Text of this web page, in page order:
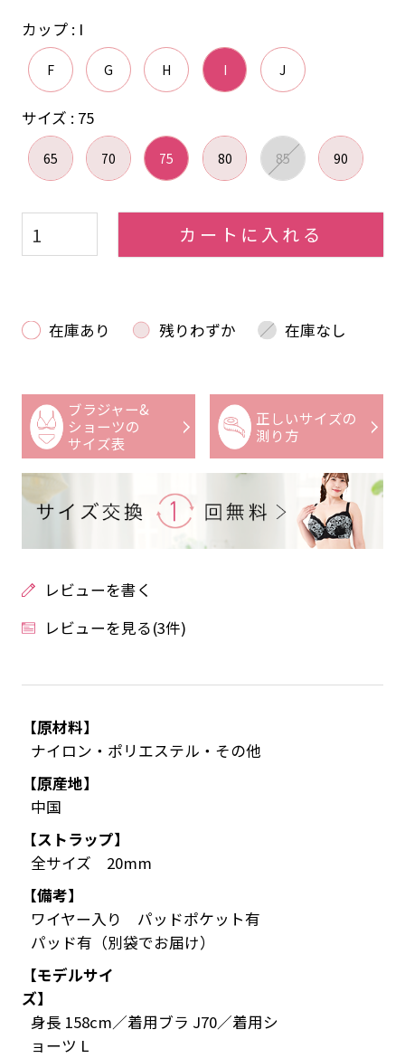
サイズ 75
65 70 75 80 85 90
カップ I
F G H I J
カートに入れる
在庫あり 残りわずか 在庫なし
ブラジャー&
ショーツの
サイズ表
正しいサイズの
測り方
レビューを書く
レビューを見る(3件)
【原材料】
ナイロン・ポリエステル・その他
【原産地】
中国
【ストラップ】
全サイズ 20mm
【備考】
ワイヤー入り パッドポケット有
パッド有（別袋でお届け）
【モデルサイ
ズ】
身長 158cm／着用ブラ J70／着用シ
ョーツ L